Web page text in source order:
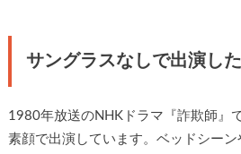
サングラスなしで出演し
1980年放送のNHKドラマ『詐欺師』
素顔で出演しています。ベッドシー